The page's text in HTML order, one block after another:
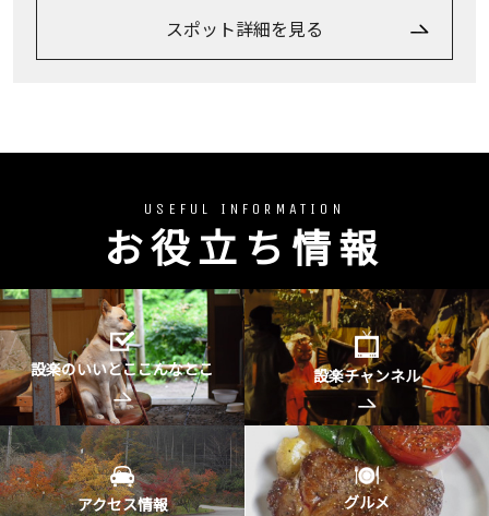
スポット詳細を見る
USEFUL INFORMATION
お役立ち情報
設楽のいいとここんなとこ 設楽チャンネル
アクセス情報 グルメ